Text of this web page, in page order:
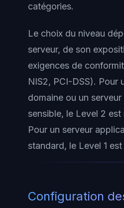
catégories.
Le choix du niveau
serveur, de son
exigences de
NIS2, PCI-DSS). Pour
domaine ou un
sensible, le Level 2 est
Pour un serveur
standard, le Level 1
Configuration